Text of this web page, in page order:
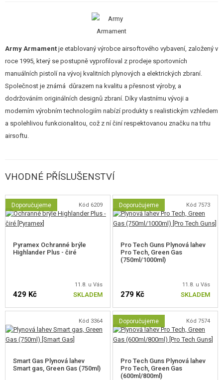
vhodná pro praváky i leváky. Kovová mířidla umožňují rychlé a přesné
Picatinny lišta slouží k montáži taktického světla nebo
Vnitřní mechanismus je robustní a optimalizovaný pro green gas, s
nastavitelným hop-upem, silikonovou hop-up gumičkou azesílenou
polymerovou tryskouodolnou proti chladu. Zásobník s kapacitou
kuličekvyužívá moderní utěsněné ventily nové generace pro stabilní výkon
i v horších podmínkách. Pistole je plně kompatibilní se zásobníky Tokyo
Marui a WE Hi-Capa.
CNC kovový závěr s odlehčovacími výřezy
CNC kovový rám a vnější hlaveň
14 mm levotočivý adaptér + 11 mm pravotočivý závit na hlavni
Kovová mířidla
Texturovaný polymerový grip
Oboustranná manuální pojistka
Hi-Capa 4.3 R610 Lim-Cat je ideální volbou pro hráče, kteří hledají rychlou,
agresivně laděnou pistoli s realistickým blowbackem, moderním
vzhledem a širokou kompatibilitou příslušenství.
Army Armament je etablovaný výrobce airsoftového vybavení, založený v
roce 1995, který se postupně vyprofiloval z prodeje sportovních
manuálních pistolí na vývoj kvalitních plynových a elektrických zbraní.
Společnost je známá důrazem na kvalitu a přesnost výroby, a
dodržováním originálních designů zbraní. Díky vlastnímu vývoji a
moderním výrobním technologiím nabízí produkty s realistickým vzhledem
a spolehlivou funkcionalitou, což z ní činí respektovanou značku na trhu
airsoftu.
VHODNÉ PŘÍSLUŠENSTVÍ
Doporučujeme Kód 6209
Pyramex Ochranné brýle
Highlander Plus - čiré
11.8. u Vás
429 Kč SKLADEM
Doporučujeme Kód 7573
Pro Tech Guns Plynová lahev
Pro Tech, Green Gas
(750ml/1000ml)
11.8. u Vás
279 Kč SKLADEM
Kód 3364
Smart Gas Plynová lahev
Smart gas, Green Gas (750ml)
Doporučujeme Kód 7574
Pro Tech Guns Plynová lahev
Pro Tech, Green Gas
(600ml/800ml)